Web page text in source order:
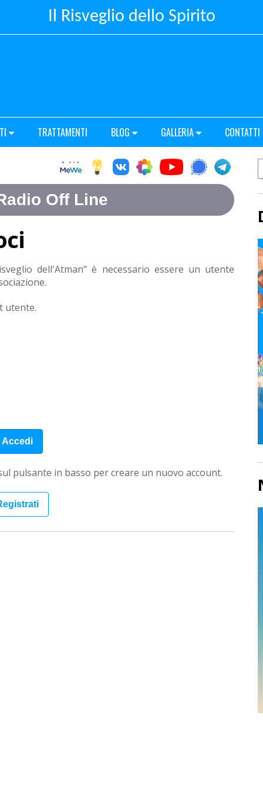
Il Risveglio dello Spirito
TRATTAMENTI BLOG GALLERIA CONTATTI
dell'Atman" è necessario essere un utente
utente.
pulsante in basso per creare un nuovo account.